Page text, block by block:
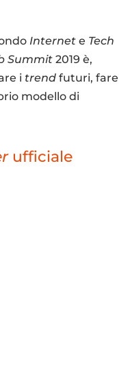
Internet e Tech
Summit 2019 è,
i trend futuri, fare
modello di
ufficiale